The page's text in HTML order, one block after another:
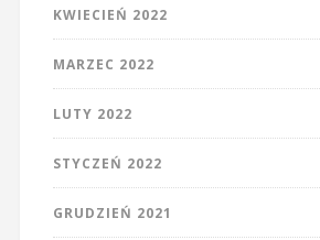
KWIECIEŃ 2022
MARZEC 2022
LUTY 2022
STYCZEŃ 2022
GRUDZIEŃ 2021